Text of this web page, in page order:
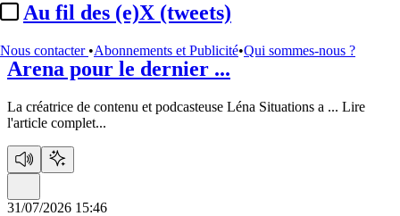
Au fil des (e)X (tweets)
Nous contacter •Abonnements et Publicité•Qui sommes-nous ?
Léna Situations :un spectacle à l’Accor
Arena pour le dernier ...
La créatrice de contenu et podcasteuse Léna Situations a ... Lire
l'article complet...
31/07/2026 15:46